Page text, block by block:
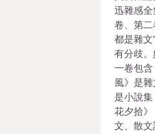
迅雜感全
卷、第
都是雜
有分歧
一卷包
風》是雜
是小說
花夕拾
文、散